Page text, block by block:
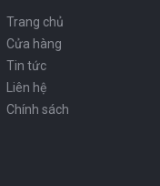
Trang chủ
Cửa hàng
Tin tức
Liên hệ
Chính sách